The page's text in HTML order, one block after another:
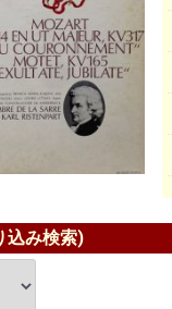
込み検索)